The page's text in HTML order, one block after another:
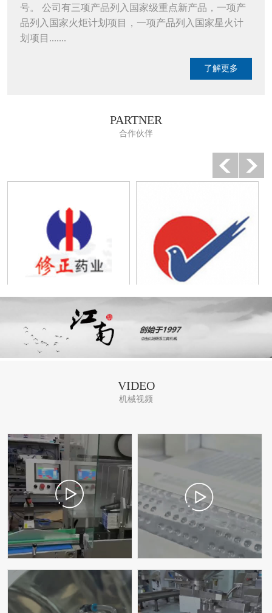
号。 公司有三项产品列入国家级重点新产品，一项产
品列入国家火炬计划项目，一项产品列入国家星火计
划项目.......
了解更多
PARTNER
合作伙伴
VIDEO
机械视频
铝塑泡罩装盒捆扎装箱码垛
联线
450泡罩枕包装箱一体机